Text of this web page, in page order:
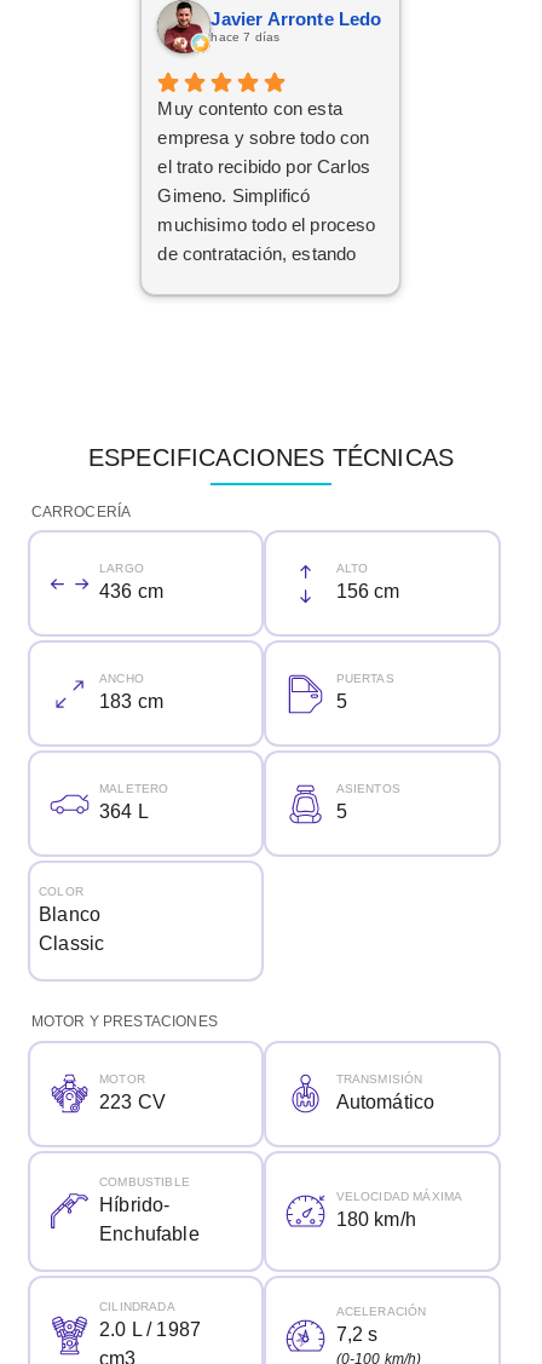
Javier Arronte Ledo
hace 7 días
Muy contento con esta
empresa y sobre todo con
el trato recibido por Carlos
Gimeno. Simplificó
muchisimo todo el proceso
de contratación, estando
ESPECIFICACIONES TÉCNICAS
CARROCERÍA
LARGO
436 cm
ALTO
156 cm
ANCHO
183 cm
PUERTAS
5
MALETERO
364 L
ASIENTOS
5
COLOR
Blanco
Classic
MOTOR Y PRESTACIONES
MOTOR
223 CV
TRANSMISIÓN
Automático
COMBUSTIBLE
Híbrido-
Enchufable
VELOCIDAD MÁXIMA
180 km/h
CILINDRADA
2.0 L / 1987
cm3
ACELERACIÓN
7,2 s
(0-100 km/h)